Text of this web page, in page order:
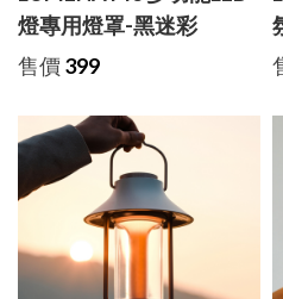
燈專用燈罩-黑迷彩
售價 399